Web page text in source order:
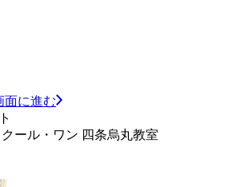
面に進む
ール・ワン 四条烏丸教室